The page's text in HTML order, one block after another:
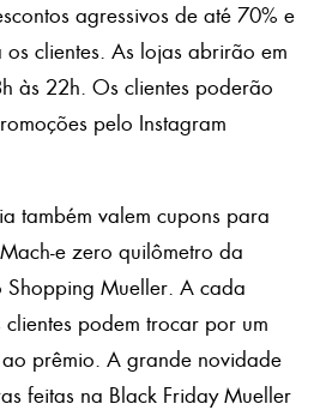
agressivos de até 70% e
clientes. As lojas abrirão em
às 22h. Os clientes poderão
pelo Instagram
também valem cupons para
e zero quilômetro da
Mueller. A cada
podem trocar por um
prêmio. A grande novidade
feitas na Black Friday Mueller